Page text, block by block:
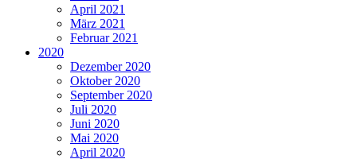
April 2021
März 2021
Februar 2021
2020
Dezember 2020
Oktober 2020
September 2020
Juli 2020
Juni 2020
Mai 2020
April 2020